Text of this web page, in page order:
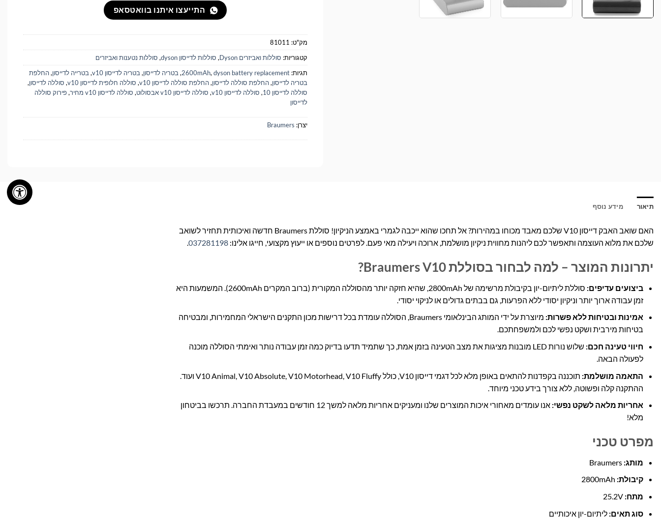
התייעצו איתנו בוואטסאפ
מק"ט: 81011
קטגוריות: סוללות ואביזרים Dyson , סוללות לדייסון dyson , סוללות נטענות ואביזרים
תגיות:
2600mAh,dyson battery replacement
,בטריה לדייסון,בטריה לדייסון v10 ,בטרייה לדייסון,החלפת
בטריה לדייסון,החלפת סוללה לדייסון,החלפת סוללה לדייסון v10 , סוללה חלופית לדייסון v10 , סוללה לדייסון,
סוללה לדייסון 10
, סוללה לדייסון v10 , סוללה לדייסון v10 אבסולוט , סוללה לדייסון v10 מחיר ,פירוק סוללה
לדייסון
יצרן: Braumers
תיאור מידע נוסף
האם שואב האבק דייסון V10 שלכם מאבד מכוחו במהירות? אל תחכו שהוא ייכבה לגמרי באמצע הניקיון! סוללת Braumers חדשה ואיכותית תחזיר לשואב
שלכם את מלוא העוצמה ותאפשר לכם ליהנות מחווית ניקיון מושלמת, ארוכה ויעילה מאי פעם. לפרטים נוספים או ייעוץ מקצועי, חייגו אלינו: 037281198
.
יתרונות המוצר – למה לבחור בסוללת Braumers V10?
ביצועים עדיפים:
סוללת ליתיום-יון בקיבולת מרשימה של 2800mAh, שהיא חזקה יותר מהסוללה המקורית (ברוב המקרים 2600mAh). המשמעות היא
זמן עבודה ארוך יותר וניקיון יסודי ללא הפרעות, גם בבתים גדולים או לניקוי יסודי.
אמינות ובטיחות ללא פשרות:
מיוצרת על ידי המותג הבינלאומי Braumers, הסוללה עומדת בכל דרישות מכון התקנים הישראלי המחמירות, ומבטיחה
בטיחות מירבית ושקט נפשי לכם ולמשפחתכם.
חיווי טעינה חכם:
שלוש נורות LED מובנות מציגות את מצב הטעינה בזמן אמת, כך שתמיד תדעו בדיוק כמה זמן עבודה נותר ואימתי הסוללה מוכנה
לפעולה הבאה.
התאמה מושלמת:
תוכננה בקפדנות להתאים באופן מלא לכל דגמי דייסון V10, כולל V10 Animal, V10 Absolute, V10 Motorhead, V10 Fluffy ועוד.
ההתקנה קלה ופשוטה, ללא צורך בידע טכני מיוחד.
אחריות מלאה לשקט נפשי:
אנו עומדים מאחורי איכות המוצרים שלנו ומעניקים אחריות מלאה למשך 12 חודשים במעבדת החברה. תרכשו בביטחון
מלא!
מפרט טכני
מותג:
קיבולת:
מתח:
סוג תאים: ליתיום-יון איכותיים